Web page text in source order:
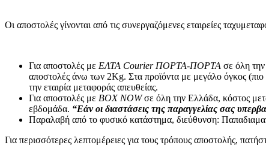
Μπαταριοθήκες
Μπαταρίες Λιθίου
Μπαταρίες Μολύβδου
Τροφοδοτικά
Φορτιστές
Μετατροπέας Τάσης Inverter
Επίγεια – Δορυφορική Λήψη
Επίγεια – Δορυφορική Λήψη
Οι αποστολές γίνονται από τις συνεργαζόμενες εταιρείες
Για αποστολές με ΕΛΤΑ Courier ΠΟΡΤΑ-ΠΟΡΤΑ σε όλη
αποστολές άνω των 2Κg. Στα προϊόντα με μεγάλο όγκος
την εταιρία μεταφοράς απευθείας.
Για αποστολές με BOX NOWσε όλη την Ελλάδα, κόστος
εβδομάδα. “Εάν οι διαστάσεις της παραγγελίας σας
Παραλαβή από το φυσικό κατάστημα, διεύθυνση:
Για περισσότερες λεπτομέρειες για τους τρόπους αποστολής,